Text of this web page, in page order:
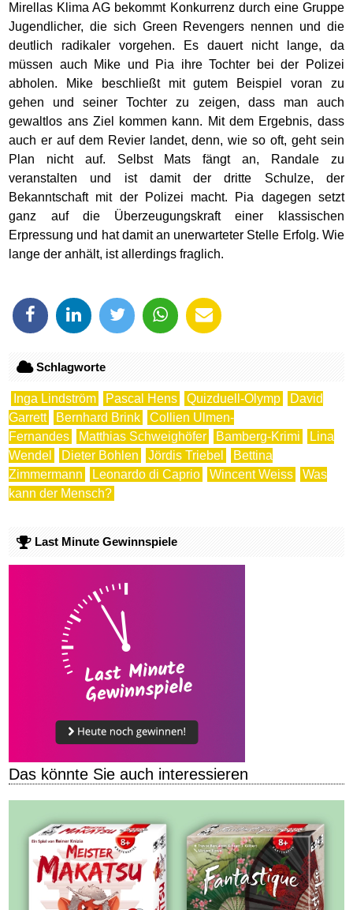
Mirellas Klima AG bekommt Konkurrenz durch eine Gruppe
Jugendlicher, die sich Green Revengers nennen und die
deutlich radikaler vorgehen. Es dauert nicht lange, da
müssen auch Mike und Pia ihre Tochter bei der Polizei
abholen. Mike beschließt mit gutem Beispiel voran zu
gehen und seiner Tochter zu zeigen, dass man auch
gewaltlos ans Ziel kommen kann. Mit dem Ergebnis, dass
auch er auf dem Revier landet, denn, wie so oft, geht sein
Plan nicht auf. Selbst Mats fängt an, Randale zu
veranstalten und ist damit der dritte Schulze, der
Bekanntschaft mit der Polizei macht. Pia dagegen setzt
ganz auf die Überzeugungskraft einer klassischen
Erpressung und hat damit an unerwarteter Stelle Erfolg. Wie
lange der anhält, ist allerdings fraglich.
Schlagworte
Inga Lindström Pascal Hens Quizduell-Olymp
David
Garrett
Bernhard Brink
Collien Ulmen-
Fernandes
Matthias Schweighöfer Bamberg-Krimi
Lina
Wendel
Dieter Bohlen Jördis Triebel
Bettina
Zimmermann
Leonardo di Caprio Wincent Weiss
Was
kann der Mensch?
Last Minute Gewinnspiele
Das könnte Sie auch interessieren